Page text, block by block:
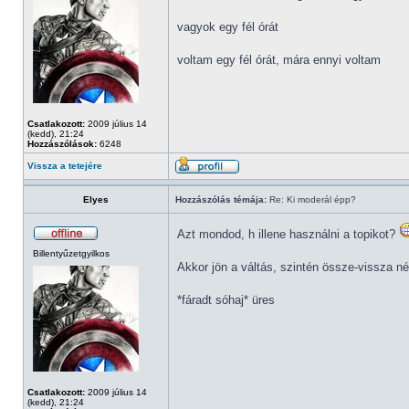
Csatlakozott: 2009 július 14
(kedd), 21:24
Hozzászólások: 6248
vagyok egy fél órát
voltam egy fél órát, mára ennyi voltam
Vissza a tetejére
Elyes Hozzászólás témája: Re: Ki moderál épp?
Billentyűzetgyilkos
Csatlakozott: 2009 július 14
(kedd), 21:24
Azt mondod, h illene használni a topikot?
Akkor jön a váltás, szintén össze-vissza
*fáradt sóhaj* üres